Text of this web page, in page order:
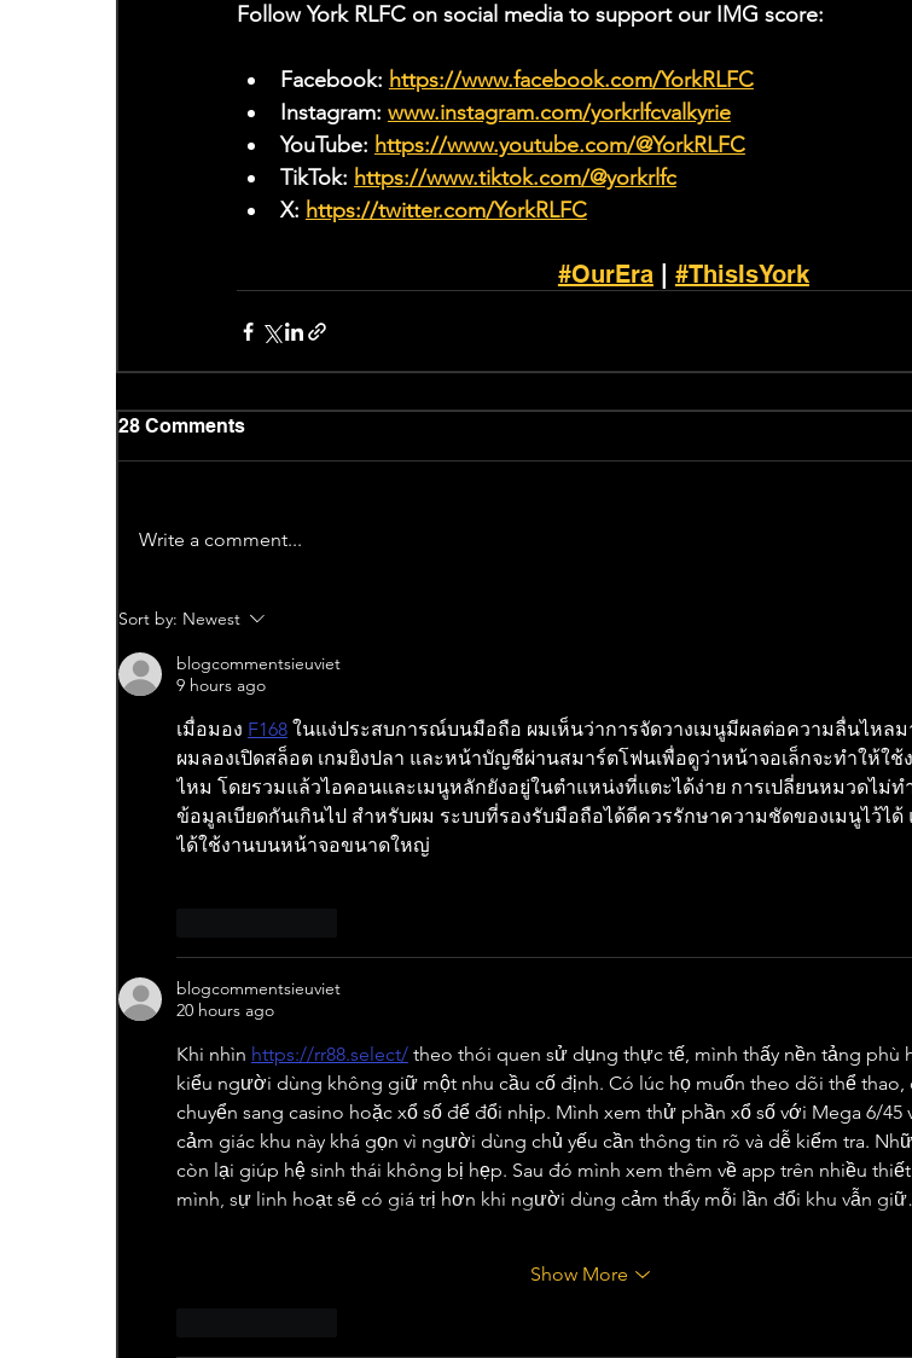
Follow York RLFC on social media to support our IMG score:
Facebook: https://www.facebook.com/YorkRLFC
Instagram: www.instagram.com/yorkrlfcvalkyrie
YouTube: https://www.youtube.com/@YorkRLFC
TikTok: https://www.tiktok.com/@yorkrlfc
X: https://twitter.com/YorkRLFC
#OurEra | #ThisIsYork
28 Comments
Write a comment...
Sort by: Newest
blogcommentsieuviet
9 hours ago
เมื่อมอง F168 ในแง่ประสบการณ์บนมือถือ ผมเห็นว่าการจัดวางเมนูมีผลต่อความลื่นไหล
ผมลองเปิดสล็อต เกมยิงปลา และหน้าบัญชีผ่านสมาร์ตโฟนเพื่อดูว่าหน้าจอเล็กจะทำให้ใช้
ไหม โดยรวมแล้วไอคอนและเมนูหลักยังอยู่ในตำแหน่งที่แตะได้ง่าย การเปลี่ยนหมวดไม่ท
ข้อมูลเบียดกันเกินไป สำหรับผม ระบบที่รองรับมือถือได้ดีควรรักษาความชัดของเมนูไว้ได้
ได้ใช้งานบนหน้าจอขนาดใหญ่
blogcommentsieuviet
20 hours ago
Khi nhìn https://rr88.select/ theo thói quen sử dụng thực tế, mình thấy nền tảng phù
kiểu người dùng không giữ một nhu cầu cố định. Có lúc họ muốn theo dõi thể thao,
chuyển sang casino hoặc xổ số để đổi nhịp. Mình xem thử phần xổ số với Mega 6/45
cảm giác khu này khá gọn vì người dùng chủ yếu cần thông tin rõ và dễ kiểm tra.
còn lại giúp hệ sinh thái không bị hẹp. Sau đó mình xem thêm về app trên nhiều
mình, sự linh hoạt sẽ có giá trị hơn khi người dùng cảm thấy mỗi lần đổi khu vẫn
Show More